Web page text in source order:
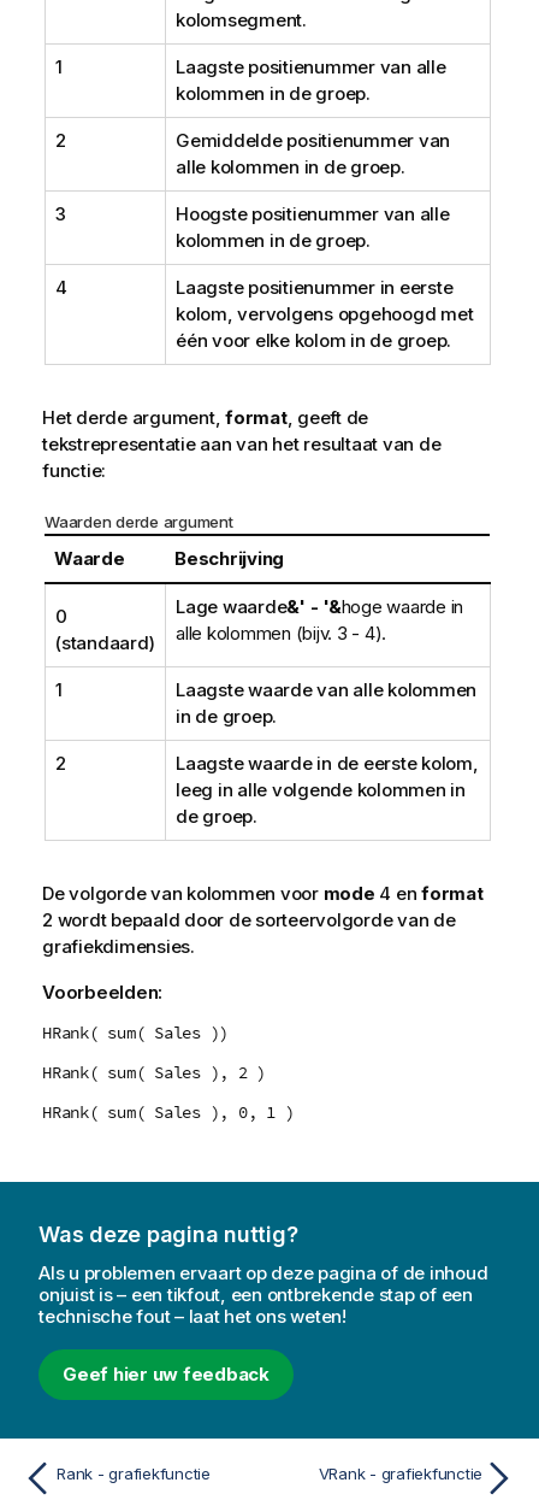
kolomsegment.
1
Laagste positienummer van alle
kolommen in de groep.
2
Gemiddelde positienummer van
alle kolommen in de groep.
3
Hoogste positienummer van alle
kolommen in de groep.
4
Laagste positienummer in eerste
kolom, vervolgens opgehoogd met
één voor elke kolom in de groep.
Het derde argument, format, geeft de
tekstrepresentatie aan van het resultaat van de
functie:
Waarden derde argument
Waarde Beschrijving
0
(standaard)
Lage waarde&' - '&hoge waarde in
alle kolommen (bijv. 3 - 4).
1
Laagste waarde van alle kolommen
in de groep.
2
Laagste waarde in de eerste kolom,
leeg in alle volgende kolommen in
de groep.
De volgorde van kolommen voor mode 4 en format
2 wordt bepaald door de sorteervolgorde van de
grafiekdimensies.
Voorbeelden:
HRank( sum( Sales ))
HRank( sum( Sales ), 2 )
HRank( sum( Sales ), 0, 1 )
Was deze pagina nuttig?
Als u problemen ervaart op deze pagina of de inhoud
onjuist is – een tikfout, een ontbrekende stap of een
technische fout – laat het ons weten!
Geef hier uw feedback
Rank - grafiekfunctie VRank - grafiekfunctie